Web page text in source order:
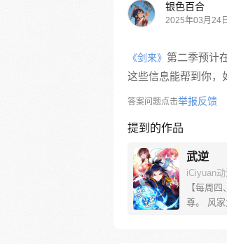
银色百合
2025年03月24
《剑来》 第二季预计
这些信息能帮到你，
答案问题点击举报反馈
提到的作品
武逆
iCiyuan动
【每周
尊。 风家